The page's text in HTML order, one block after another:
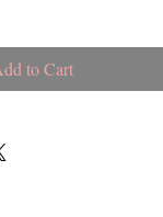
to Cart